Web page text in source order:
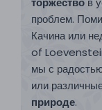
проблем.
Качина или
of
мы с
или
природе.